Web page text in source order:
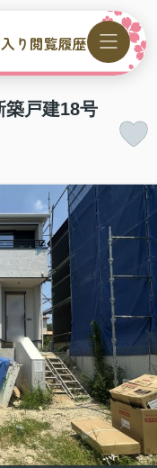
り 閲覧履歴
築戸建18号